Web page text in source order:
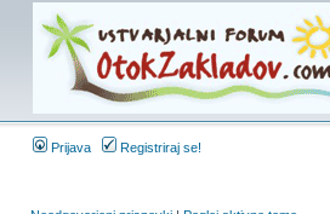
Prijava Registriraj se!